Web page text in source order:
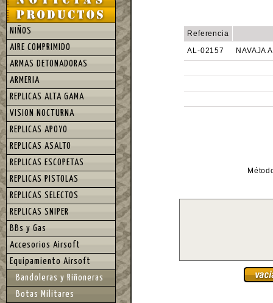
Referencia
AL-02157
NAVAJA
NIÑOS
AIRE COMPRIMIDO
ARMAS DETONADORAS
ARMERIA
REPLICAS ALTA GAMA
VISION NOCTURNA
REPLICAS APOYO
REPLICAS ASALTO
REPLICAS ESCOPETAS
REPLICAS PISTOLAS
REPLICAS SELECTOS
REPLICAS SNIPER
BBs y Gas
Accesorios Airsoft
Equipamiento Airsoft
Bandoleras y Riñoneras
Botas Militares